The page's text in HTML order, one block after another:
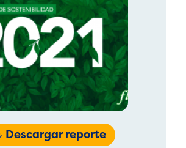
Descargar reporte